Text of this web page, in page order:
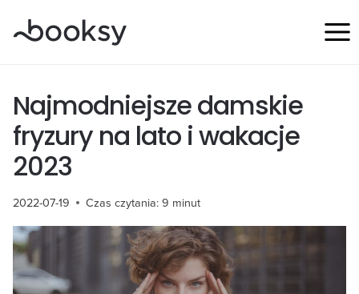
do
Najmodniejsze damskie
fryzury na lato i wakacje
2023
2022-07-19 Czas czytania:9 minut